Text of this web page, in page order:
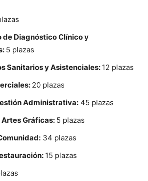
de Diagnóstico Clínico y
5 plazas
Sanitarios y Asistenciales: 12 plazas
20 plazas
Administrativa: 45 plazas
Gráficas: 5 plazas
34 plazas
15 plazas